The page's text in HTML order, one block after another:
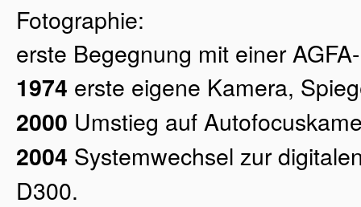
Fotographie:
erste Begegnung mit einer
1974 erste eigene Kamera,
2000 Umstieg auf
2004 Systemwechsel zur
D300.